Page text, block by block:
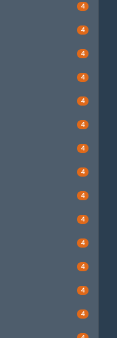
4
4
4
4
4
4
4
4
4
4
4
4
4
4